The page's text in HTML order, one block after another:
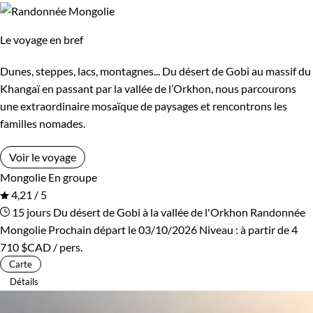
Le voyage en bref
Dunes, steppes, lacs, montagnes... Du désert de Gobi au massif du
Khangaï en passant par la vallée de l’Orkhon, nous parcourons
une extraordinaire mosaïque de paysages et rencontrons les
familles nomades.
Voir le voyage
Mongolie En groupe
4,21 / 5
15 jours Du désert de Gobi à la vallée de l'Orkhon Randonnée
Mongolie Prochain départ le 03/10/2026 Niveau : à partir de4
710 $CAD / pers.
Carte
Détails